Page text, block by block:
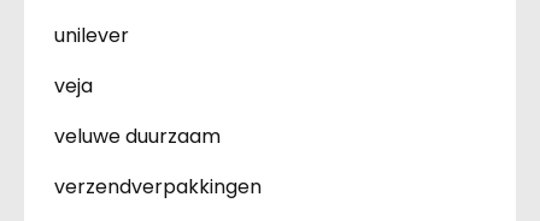
unilever
veja
veluwe duurzaam
verzendverpakkingen